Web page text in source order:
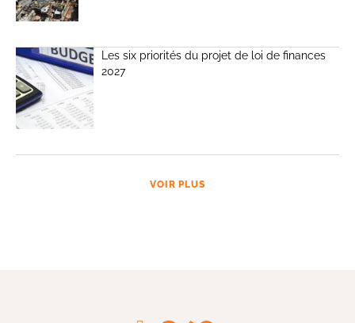
Les six priorités du projet de loi de finances
2027
VOIR PLUS